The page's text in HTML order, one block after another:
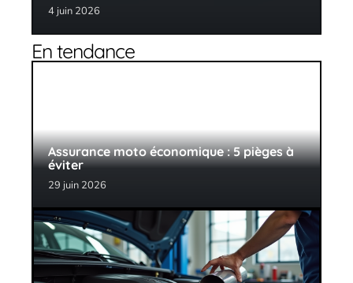
4 juin 2026
En tendance
Assurance moto économique : 5 pièges à
éviter
29 juin 2026